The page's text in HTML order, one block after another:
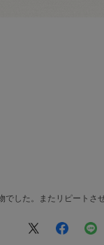
した。またリピートさ